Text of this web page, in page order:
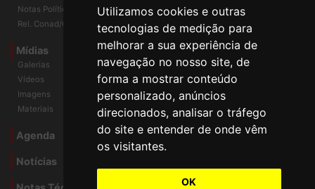
Utilizamos cookies e outras
tecnologias de medição para
melhorar a sua experiência de
navegação no nosso site, de
forma a mostrar conteúdo
personalizado, anúncios
direcionados, analisar o tráfego
do site e entender de onde vêm
os visitantes.
OK
Notas Políticas
Rel. Conad/Congresso
Mídias
Galerias
Vídeos
Imagens
Materiais
Agenda
Notícias